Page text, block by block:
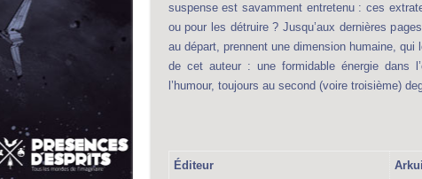
suspense est savamment entretenu : ces
ou pour les détruire ? Jusqu’aux dernières
au départ, prennent une dimension humaine,
de cet auteur : une formidable énergie dans
l’humour, toujours au second (voire troisième)
Éditeur